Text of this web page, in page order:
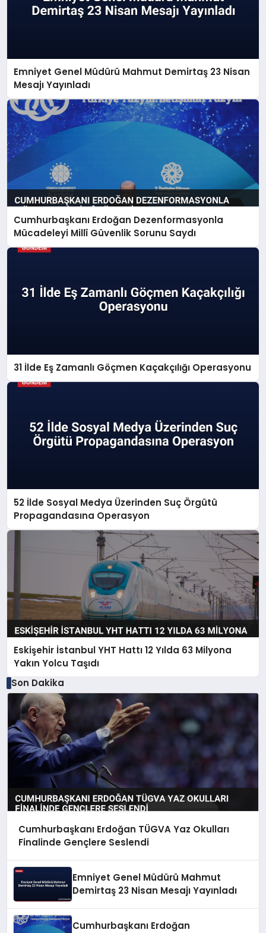
Emniyet Genel Müdürü Mahmut Demirtaş 23 Nisan
Mesajı Yayınladı
Cumhurbaşkanı Erdoğan Dezenformasyonla
Mücadeleyi Millî Güvenlik Sorunu Saydı
31 İlde Eş Zamanlı Göçmen Kaçakçılığı Operasyonu
52 İlde Sosyal Medya Üzerinden Suç Örgütü
Propagandasına Operasyon
Eskişehir İstanbul YHT Hattı 12 Yılda 63 Milyona
Yakın Yolcu Taşıdı
Son Dakika
Cumhurbaşkanı Erdoğan TÜGVA Yaz Okulları
Finalinde Gençlere Seslendi
Emniyet Genel Müdürü Mahmut
Demirtaş 23 Nisan Mesajı Yayınladı
Cumhurbaşkanı Erdoğan